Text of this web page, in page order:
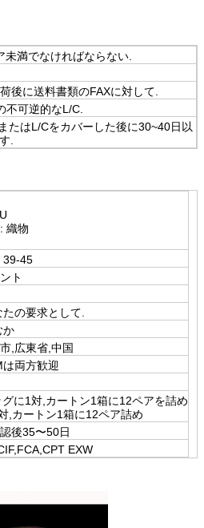
満でなければならない.
後に送料書類のFAXに対して.
不可逆的なL/C.
たはL/Cをカバーした後に30~40日以
.
織物
39-45
ト
の要求として.
か
,広東省,中国
両方歓迎
に1対,カートン1箱に12ペアを詰め
,カートン1箱に12ペア詰め
後35〜50日
EXW